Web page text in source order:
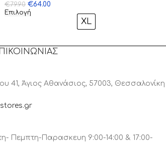
€79.90 €64.00
Επιλογή
XL
41, Άγιος Αθανάσιος, 57003, Θεσσαλονίκη
Πεμπτη-Παρασκευη 9:00-14:00 & 17:00-